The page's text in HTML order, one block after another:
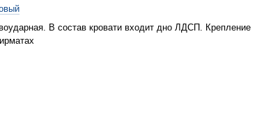
В состав кровати входит дно ЛДСП. Крепление